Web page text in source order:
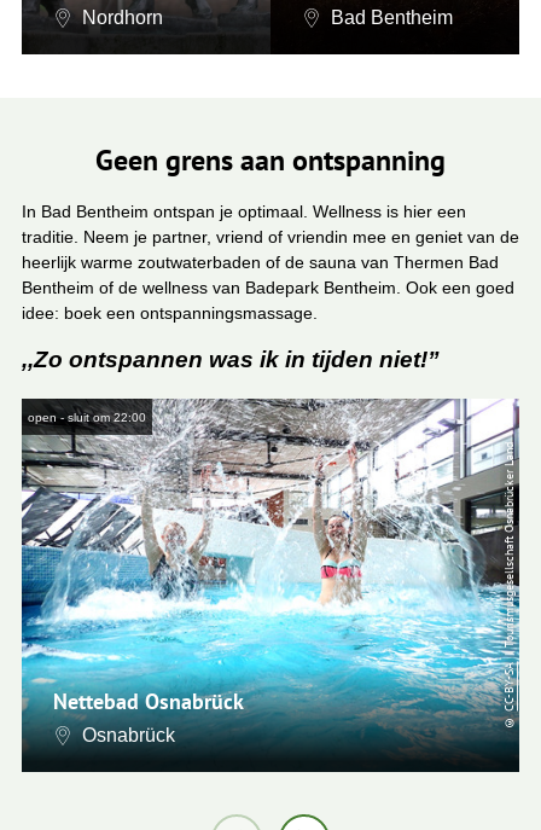
Nordhorn Bad Bentheim
Geen grens aan ontspanning
In Bad Bentheim ontspan je optimaal. Wellness is hier een
traditie. Neem je partner, vriend of vriendin mee en geniet van de
heerlijk warme zoutwaterbaden of de sauna van Thermen Bad
Bentheim of de wellness van Badepark Bentheim. Ook een goed
idee: boek een ontspanningsmassage.
,,Zo ontspannen was ik in tijden niet!”
open - sluit om 22:00
Nettebad Osnabrück
Osnabrück
©
CC-BY-SA
| Tourismusgesellschaft Osnabrücker Land